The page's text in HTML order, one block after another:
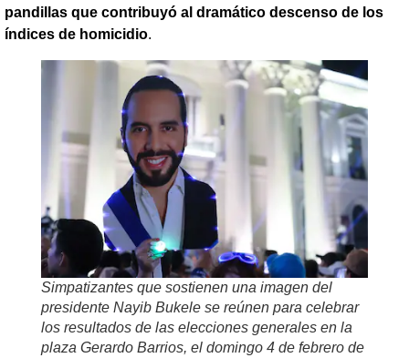
pandillas que contribuyó al dramático descenso de los
índices de homicidio.
Simpatizantes que sostienen una imagen del
presidente Nayib Bukele se reúnen para celebrar
los resultados de las elecciones generales en la
plaza Gerardo Barrios, el domingo 4 de febrero de